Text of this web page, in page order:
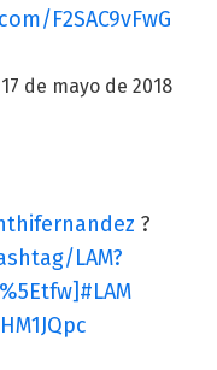
F2SAC9vFwG
17 de mayo de 2018
?
LAM?